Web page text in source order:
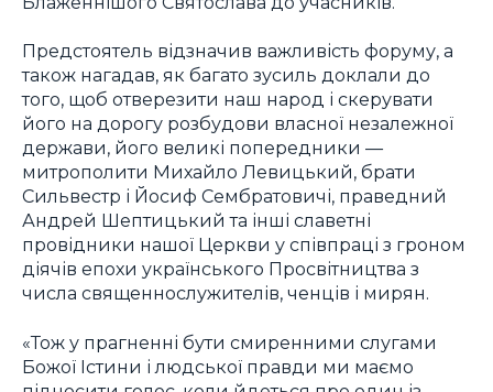
Предстоятель відзначив важливість форуму, а
також нагадав, як багато зусиль доклали до
того, щоб отверезити наш народ і скерувати
його на дорогу розбудови власної незалежної
держави, його великі попередники —
митрополити Михайло Левицький, брати
Сильвестр і Йосиф Сембратовичі, праведний
Андрей Шептицький та інші славетні
провідники нашої Церкви у співпраці з гроном
діячів епохи українського Просвітництва з
числа священнослужителів, ченців і мирян.
«Тож у прагненні бути смиренними слугами
Божої Істини і людської правди ми маємо